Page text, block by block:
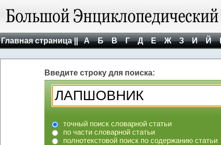
Главная страница || А Б В Г Д Е Ж З И Й
Введите строку для поиска:
точный поиск словарной статьи
по части словарной статьи
полнотекстовой поиск по содержанию статьи